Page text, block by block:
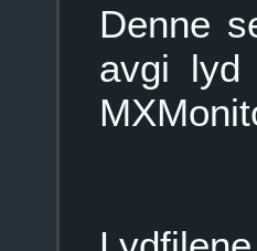
Denne
avgi lyd